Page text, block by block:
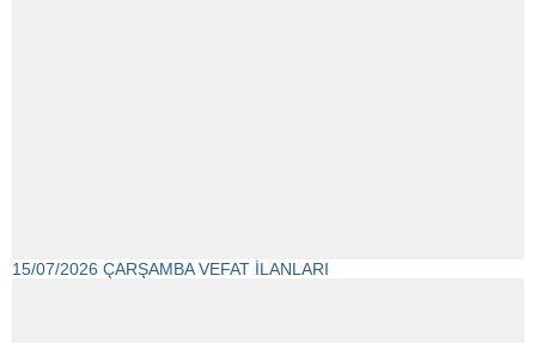
15/07/2026 ÇARŞAMBA VEFAT İLANLARI